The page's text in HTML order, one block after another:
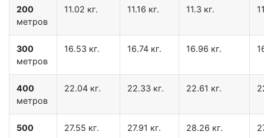
200
метров
11.02 кг. 11.16 кг. 11.3 кг.
300
метров
16.53 кг. 16.74 кг. 16.96 кг.
400
метров
22.04 кг. 22.33 кг. 22.61 кг.
500
27.55 кг. 27.91 кг. 28.26 кг.